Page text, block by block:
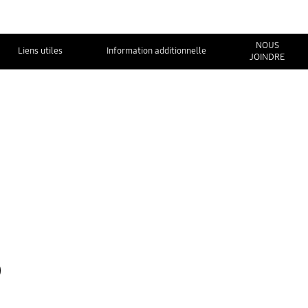
Liens utiles Information additionnelle
NOUS
JOINDRE